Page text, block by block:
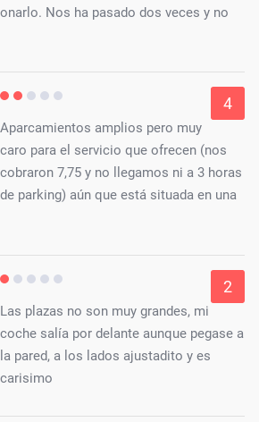
Nos ha pasado dos veces y no
4
Aparcamientos amplios pero muy
caro para el servicio que ofrecen (nos
cobraron 7,75 y no llegamos ni a 3 horas
de parking) aún que está situada en una
2
Las plazas no son muy grandes, mi
coche salía por delante aunque pegase a
la pared, a los lados ajustadito y es
carisimo